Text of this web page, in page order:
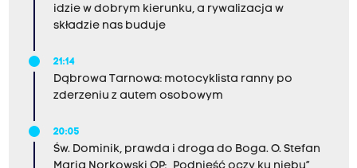
idzie w dobrym kierunku, a rywalizacja w
składzie nas buduje
21:14
Dąbrowa Tarnowa: motocyklista ranny po
zderzeniu z autem osobowym
20:05
Św. Dominik, prawda i droga do Boga. O. Stefan